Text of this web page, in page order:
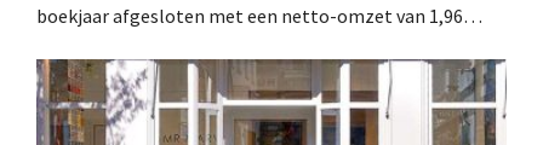
boekjaar afgesloten met een netto-omzet van 1,96
is dan een jaar eerder. Na die beter dan verwachte start
verhoogt het bedrijf ook zijn vooruitzichten voor het
volledige boekjaar.